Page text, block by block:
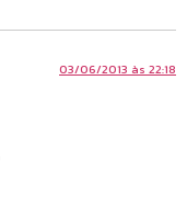
03/06/2013 às 22:18